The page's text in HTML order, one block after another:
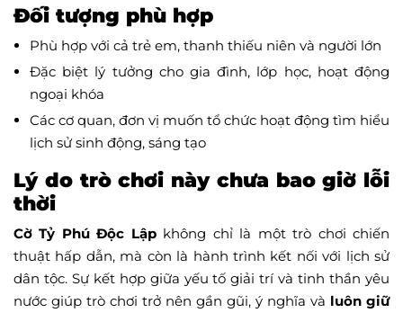
Đối tượng phù hợp
Phù hợp với cả trẻ em, thanh thiếu niên và người lớn
Đặc biệt lý tưởng cho gia đình, lớp học, hoạt động
ngoại khóa
Các cơ quan, đơn vị muốn tổ chức hoạt động tìm hiểu
lịch sử sinh động, sáng tạo
Lý do trò chơi này chưa bao giờ lỗi
thời
Cờ Tỷ Phú Độc Lậpkhông chỉ là một trò chơi chiến
thuật hấp dẫn, mà còn là hành trình kết nối với lịch sử
dân tộc. Sự kết hợp giữa yếu tố giải trí và tinh thần yêu
nước giúp trò chơi trở nên gần gũi, ý nghĩa và luôn giữ